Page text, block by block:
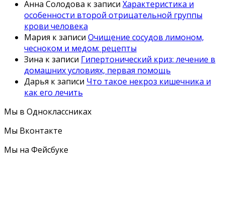
Анна Солодова к записи Характеристика и
особенности второй отрицательной группы
крови человека
Мария к записи Очищение сосудов лимоном,
чесноком и медом: рецепты
Зина к записи Гипертонический криз: лечение в
домашних условиях, первая помощь
Дарья к записи Что такое некроз кишечника и
как его лечить
Мы в Одноклассниках
Мы Вконтакте
Мы на Фейсбуке